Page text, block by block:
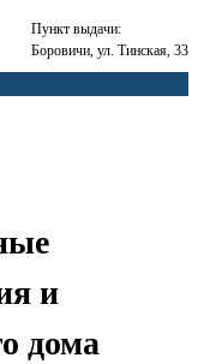
Пункт выдачи:
Боровичи, ул. Тинская, 33
и
дома